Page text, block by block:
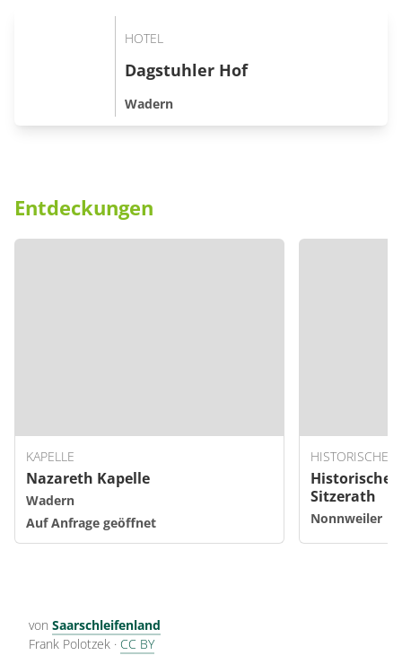
HOTEL
Dagstuhler Hof
Wadern
Entdeckungen
KAPELLE
Nazareth Kapelle
Wadern
Auf Anfrage geöffnet
HISTORISCHE
Historische
Sitzerath
Nonnweiler
von Saarschleifenland
Frank Polotzek · CC BY